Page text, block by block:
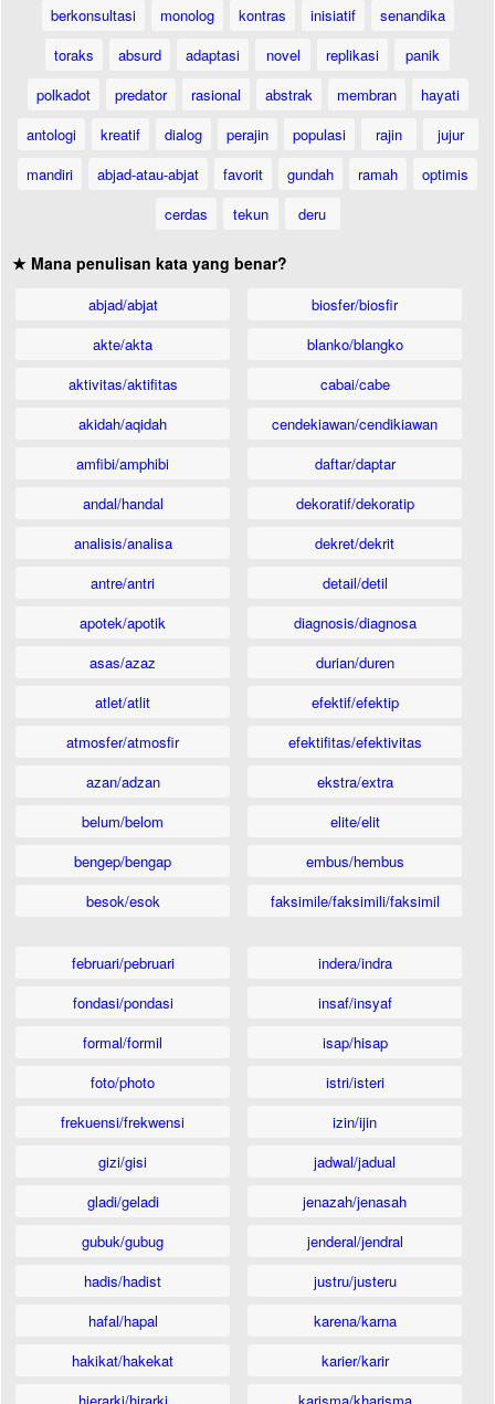
berkonsultasi
monolog kontras inisiatif
senandika
toraks
absurd adaptasi novel replikasi
panik
polkadot
predator rasional abstrak membran
hayati
antologi
kreatif dialog perajin populasi rajin
jujur
mandiri
abjad-atau-abjat favorit gundah ramah
optimis
cerdas
tekun deru
★ Mana penulisan kata yang benar?
abjad/abjat
akte/akta
aktivitas/aktifitas
akidah/aqidah
amfibi/amphibi
andal/handal
analisis/analisa
antre/antri
apotek/apotik
asas/azaz
atlet/atlit
atmosfer/atmosfir
azan/adzan
belum/belom
bengep/bengap
besok/esok
biosfer/biosfir
blanko/blangko
cabai/cabe
cendekiawan/cendikiawan
daftar/daptar
dekoratif/dekoratip
dekret/dekrit
detail/detil
diagnosis/diagnosa
durian/duren
efektif/efektip
efektifitas/efektivitas
ekstra/extra
elite/elit
embus/hembus
faksimile/faksimili/faksimil
februari/pebruari
fondasi/pondasi
formal/formil
foto/photo
frekuensi/frekwensi
gizi/gisi
gladi/geladi
gubuk/gubug
hadis/hadist
hafal/hapal
hakikat/hakekat
indera/indra
insaf/insyaf
isap/hisap
istri/isteri
izin/ijin
jadwal/jadual
jenazah/jenasah
jenderal/jendral
justru/justeru
karena/karna
karier/karir